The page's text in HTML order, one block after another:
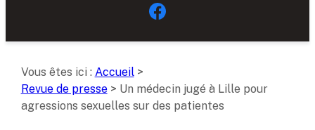
Vous êtes ici : Accueil>
Revue de presse> Un médecin jugé à Lille pour
agressions sexuelles sur des patientes